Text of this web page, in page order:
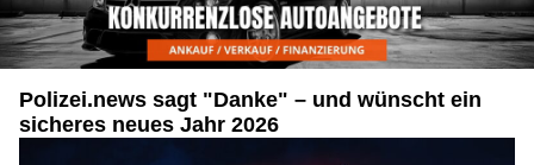
Polizei.news sagt "Danke" – und wünscht ein
sicheres neues Jahr 2026